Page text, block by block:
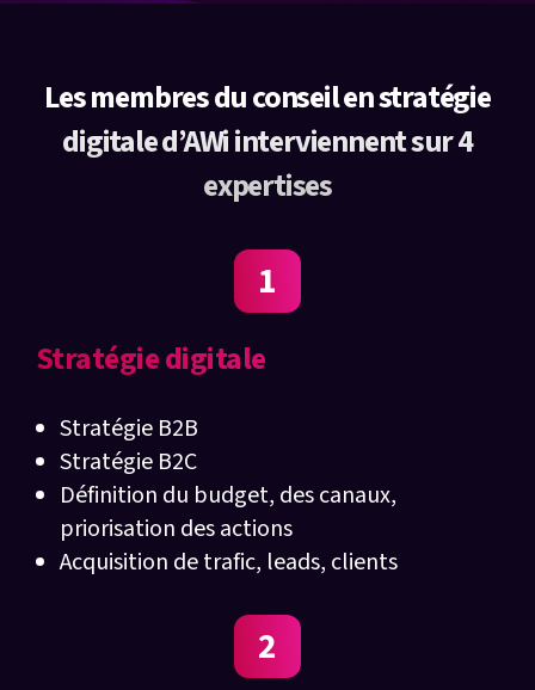
Les membres du conseil en stratégie
digitale d’AWi interviennent sur 4
expertises
1
Stratégie digitale
Stratégie B2B
Stratégie B2C
Définition du budget, des canaux,
priorisation des actions
Acquisition de trafic, leads, clients
2